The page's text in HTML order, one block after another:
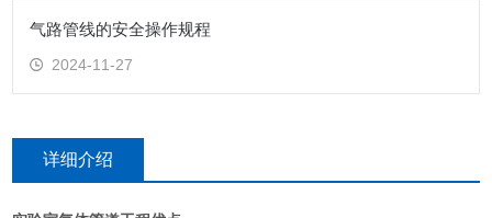
气路管线的安全操作规程
2024-11-27
详细介绍